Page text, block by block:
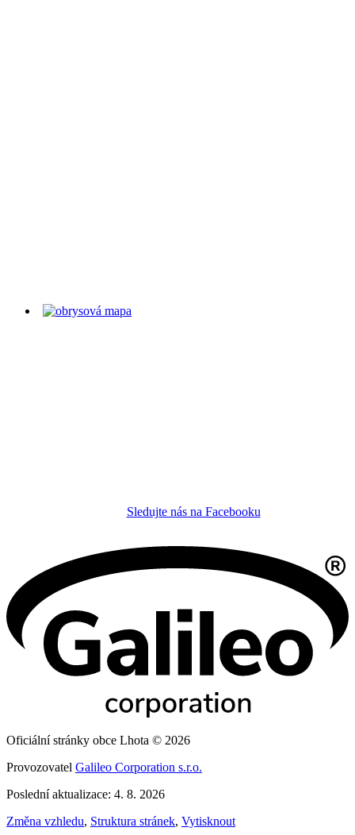
Sledujte nás na Facebooku
Oficiální stránky obce Lhota © 2026
Provozovatel Galileo Corporation s.r.o.
Poslední aktualizace: 4. 8. 2026
Změna vzhledu, Struktura stránek, Vytisknout